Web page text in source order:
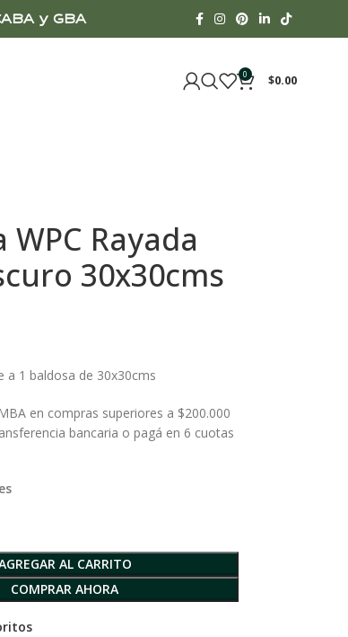
y GBA
0 $0.00
WPC Rayada
30x30cms
a 1 baldosa de 30x30cms
en compras superiores a $200.000
bancaria o pagá en 6 cuotas
AL CARRITO
COMPRAR AHORA